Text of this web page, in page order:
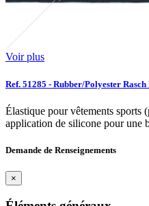
Voir plus
Ref. 51285 - Rubber/Polyester
Élastique pour vêtements sports
application de silicone pour une
Demande de Renseignements
×